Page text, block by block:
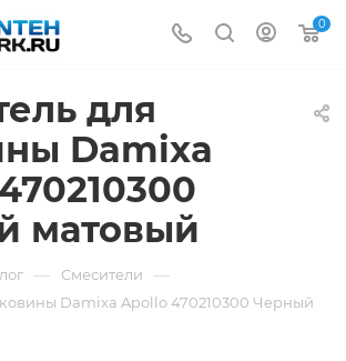
0
для
Damixa
матовый
— Смесители —
Damixa Apollo 470210300 Черный